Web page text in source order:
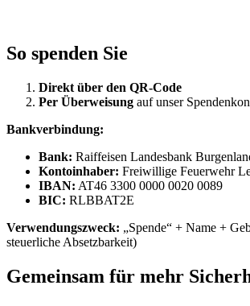
So spenden Sie
Direkt über den QR-Code
Per Überweisung auf unser
Bankverbindung:
Bank: Raiffeisen Landesbank
Kontoinhaber: Freiwillige Feuerwehr
IBAN: AT46 3300 0000 0020 0089
BIC: RLBBAT2E
Verwendungszweck: „Spende“ + Name +
steuerliche Absetzbarkeit)
Gemeinsam für mehr